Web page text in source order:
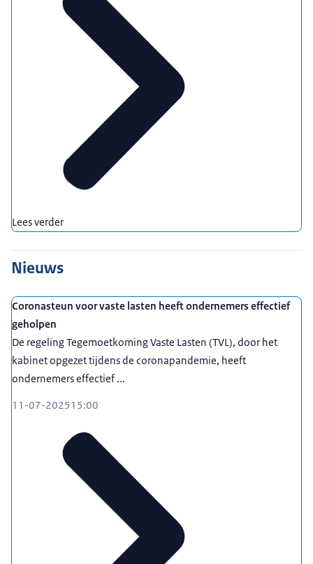
Lees verder
Nieuws
Coronasteun voor vaste lasten heeft ondernemers effectief
geholpen
De regeling Tegemoetkoming Vaste Lasten (TVL), door het
kabinet opgezet tijdens de coronapandemie, heeft
ondernemers effectief ...
11-07-202515:00